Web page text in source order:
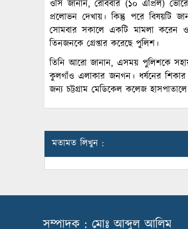
ওসি জানান, রোববার (১০ এপ্রিল)
প্রলোভন দেখায়। কিন্তু পরে বিষয়টি
সোমবার সকালে একটি মামলা করেন
তিনজনকে গ্রেপ্তার করেছে পুলিশ।
তিনি আরো জানান, এসময় পুলিশকে
কুলগাঁও এলাকার জনগন। ধর্ষনের
জন্য চট্টগ্রাম মেডিকেল কলেজ
মতামত লিখুন :
সম্পাদক : মোঃ আব্দুল আলিম